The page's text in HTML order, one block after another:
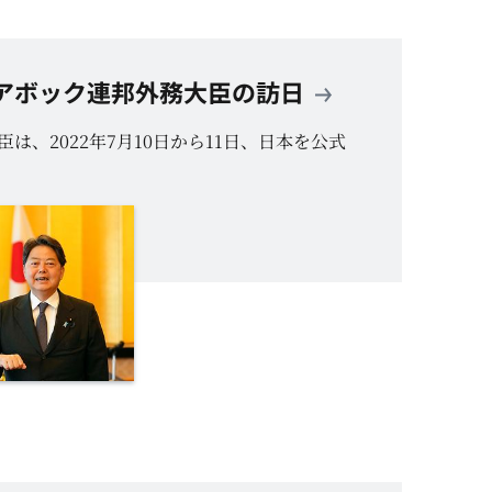
ボック連邦外務大臣の訪日
は、2022年7月10日から11日、日本を公式